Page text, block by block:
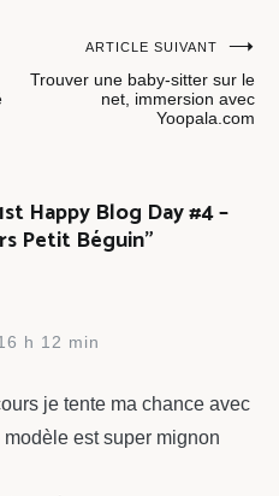
ARTICLE SUIVANT
Trouver une baby-sitter sur le
net, immersion avec
Yoopala.com
Happy Blog Day #4 –
Petit Béguin”
h 12 min
je tente ma chance avec
est super mignon